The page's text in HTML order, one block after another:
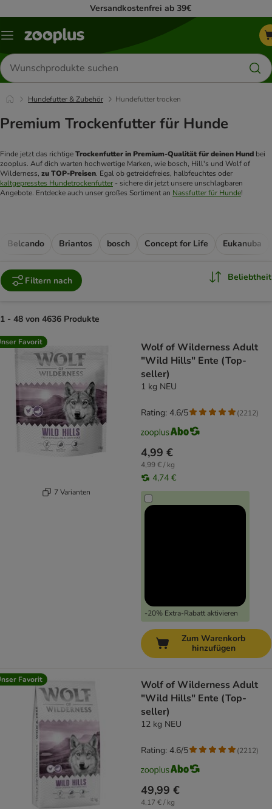
Versandkostenfrei ab 39€
Menü
Produkte
suchen
Hundefutter & Zubehör Hundefutter trocken
Premium Trockenfutter für Hunde
Finde jetzt das richtige Trockenfutter in Premium-Qualität für deinen Hund bei
zooplus. Auf dich warten hochwertige Marken, wie bosch, Hill's und Wolf of
Wilderness, zu TOP-Preisen
kaltgepresstes Hundetrockenfutter - sichere dir jetzt unsere unschlagbaren
Angebote. Entdecke auch unser großes Sortiment an Nassfutter für Hunde!
Belcando Briantos bosch Concept for Life Eukanuba
Filtern nach Beliebtheit
1 - 48 von 4636 Produkte
product items have been changed
Favorit
7 Varianten
Wolf of Wilderness Adult
"Wild Hills" Ente (Top-
seller)
1 kg NEU
4,99 €
4,99 € / kg
4,74 €
-20% Extra-Rabatt aktivieren
Rating: 4.6/5 (2212)
Zum Warenkorb
hinzufügen
Favorit
Wolf of Wilderness Adult
"Wild Hills" Ente (Top-
seller)
12 kg NEU
49,99 €
4,17 € / kg
Rating: 4.6/5 (2212)